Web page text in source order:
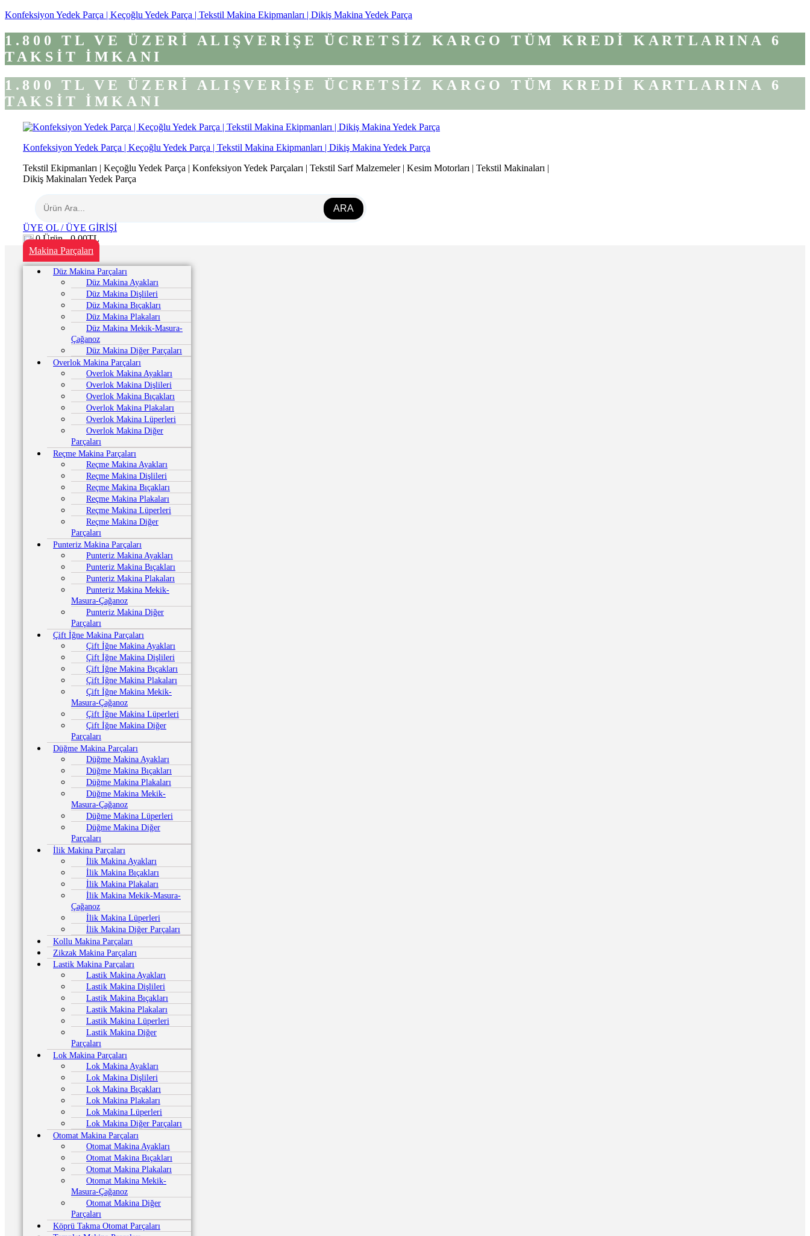
Konfeksiyon Yedek Parça | Keçoğlu Yedek Parça | Tekstil Makina Ekipmanları | Dikiş Makina Yedek Parça
1.800 TL VE ÜZERİ ALIŞVERİŞE ÜCRETSİZ KARGO
TÜM KREDİ KARTLARINA 6
TAKSİT İMKANI
1.800 TL VE ÜZERİ ALIŞVERİŞE ÜCRETSİZ KARGO
TÜM KREDİ KARTLARINA 6
TAKSİT İMKANI
Konfeksiyon Yedek Parça | Keçoğlu Yedek Parça | Tekstil Makina Ekipmanları | Dikiş Makina Yedek Parça
Tekstil Ekipmanları | Keçoğlu Yedek Parça | Konfeksiyon Yedek Parçaları | Tekstil Sarf Malzemeler | Kesim Motorları | Tekstil Makinaları |
Dikiş Makinaları Yedek Parça
ARA
ÜYE OL / ÜYE GİRİŞİ
0Ürün -0,00TL
Makina Parçaları
Düz Makina Parçaları
Düz Makina Ayakları
Düz Makina Dişlileri
Düz Makina Bıçakları
Düz Makina Plakaları
Düz Makina Mekik-Masura-
Çağanoz
Düz Makina Diğer Parçaları
Overlok Makina Parçaları
Overlok Makina Ayakları
Overlok Makina Dişlileri
Overlok Makina Bıçakları
Overlok Makina Plakaları
Overlok Makina Lüperleri
Overlok Makina Diğer
Parçaları
Reçme Makina Parçaları
Reçme Makina Ayakları
Reçme Makina Dişlileri
Reçme Makina Bıçakları
Reçme Makina Plakaları
Reçme Makina Lüperleri
Reçme Makina Diğer
Parçaları
Punteriz Makina Parçaları
Punteriz Makina Ayakları
Punteriz Makina Bıçakları
Punteriz Makina Plakaları
Punteriz Makina Mekik-
Masura-Çağanoz
Punteriz Makina Diğer
Parçaları
Çift İğne Makina Parçaları
Çift İğne Makina Ayakları
Çift İğne Makina Dişlileri
Çift İğne Makina Bıçakları
Çift İğne Makina Plakaları
Çift İğne Makina Mekik-
Masura-Çağanoz
Çift İğne Makina Lüperleri
Çift İğne Makina Diğer
Parçaları
Düğme Makina Parçaları
Düğme Makina Ayakları
Düğme Makina Bıçakları
Düğme Makina Plakaları
Düğme Makina Mekik-
Masura-Çağanoz
Düğme Makina Lüperleri
Düğme Makina Diğer
Parçaları
İlik Makina Parçaları
İlik Makina Ayakları
İlik Makina Bıçakları
İlik Makina Plakaları
İlik Makina Mekik-Masura-
Çağanoz
İlik Makina Lüperleri
İlik Makina Diğer Parçaları
Kollu Makina Parçaları
Zikzak Makina Parçaları
Lastik Makina Parçaları
Lastik Makina Ayakları
Lastik Makina Dişlileri
Lastik Makina Bıçakları
Lastik Makina Plakaları
Lastik Makina Lüperleri
Lastik Makina Diğer
Parçaları
Lok Makina Parçaları
Lok Makina Ayakları
Lok Makina Dişlileri
Lok Makina Bıçakları
Lok Makina Plakaları
Lok Makina Lüperleri
Lok Makina Diğer Parçaları
Otomat Makina Parçaları
Otomat Makina Ayakları
Otomat Makina Bıçakları
Otomat Makina Plakaları
Otomat Makina Mekik-
Masura-Çağanoz
Otomat Makina Diğer
Parçaları
Köprü Takma Otomat Parçaları